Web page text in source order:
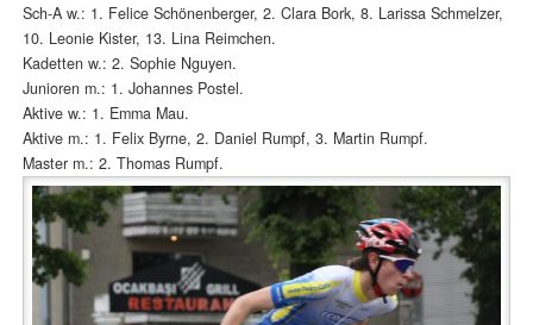
Sch-A w.: 1. Felice Schönenberger, 2. Clara Bork, 8. Larissa Schmelzer,
10. Leonie Kister, 13. Lina Reimchen.
Kadetten w.: 2. Sophie Nguyen.
Junioren m.: 1. Johannes Postel.
Aktive w.: 1. Emma Mau.
Aktive m.: 1. Felix Byrne, 2. Daniel Rumpf, 3. Martin Rumpf.
Master m.: 2. Thomas Rumpf.